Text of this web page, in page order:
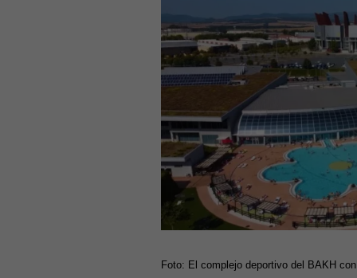
Foto: El complejo deportivo del BAKH